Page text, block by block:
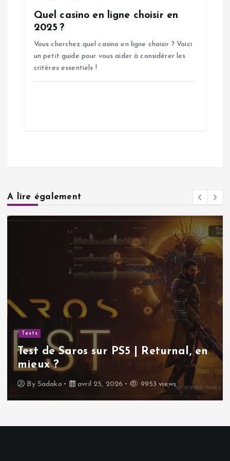
Quel casino en ligne choisir en
2025 ?
Vous cherchez quel casino en ligne choisir ? Voici
un petit guide pour vous aider à considérer les
critères essentiels !
A lire également
Tests
Test de Saros sur PS5 | Returnal, en
mieux ?
By Sadako avril 25, 2026 9953 views